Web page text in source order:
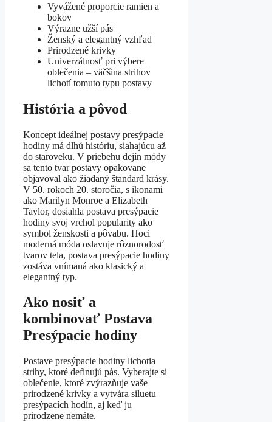
Vyvážené proporcie ramien a
bokov
Výrazne užší pás
Ženský a elegantný vzhľad
Prirodzené krivky
Univerzálnosť pri výbere
oblečenia – väčšina strihov
lichotí tomuto typu postavy
História a pôvod
Koncept ideálnej postavy presýpacie
hodiny má dlhú históriu, siahajúcu až
do staroveku. V priebehu dejín módy
sa tento tvar postavy opakovane
objavoval ako žiadaný štandard krásy.
V 50. rokoch 20. storočia, s ikonami
ako Marilyn Monroe a Elizabeth
Taylor, dosiahla postava presýpacie
hodiny svoj vrchol popularity ako
symbol ženskosti a pôvabu. Hoci
moderná móda oslavuje rôznorodosť
tvarov tela, postava presýpacie hodiny
zostáva vnímaná ako klasický a
elegantný typ.
Ako nosiť a
kombinovať Postava
Presýpacie hodiny
Postave presýpacie hodiny lichotia
strihy, ktoré definujú pás. Vyberajte si
oblečenie, ktoré zvýrazňuje vaše
prirodzené krivky a vytvára siluetu
presýpacích hodín, aj keď ju
prirodzene nemáte.